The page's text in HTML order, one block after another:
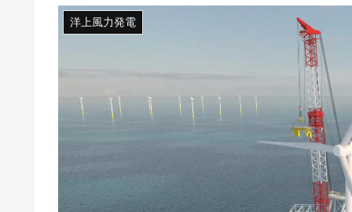
洋上風力発電